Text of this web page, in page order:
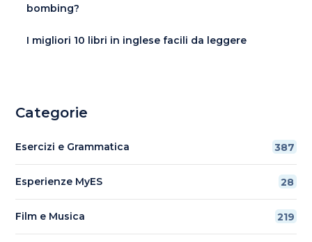
bombing?
I migliori 10 libri in inglese facili da leggere
Categorie
Esercizi e Grammatica 387
Esperienze MyES 28
Film e Musica 219